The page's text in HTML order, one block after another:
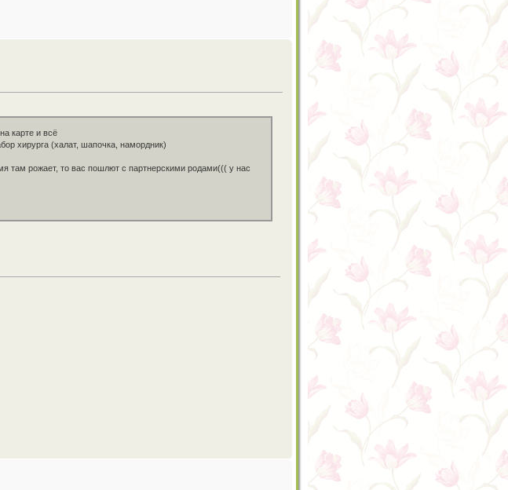
карте и всё
хирурга (халат, шапочка, намордник)
там рожает, то вас пошлют с партнерскими родами((( у нас